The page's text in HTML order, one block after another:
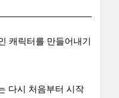
캐릭터를 만들어내기
다시 처음부터 시작